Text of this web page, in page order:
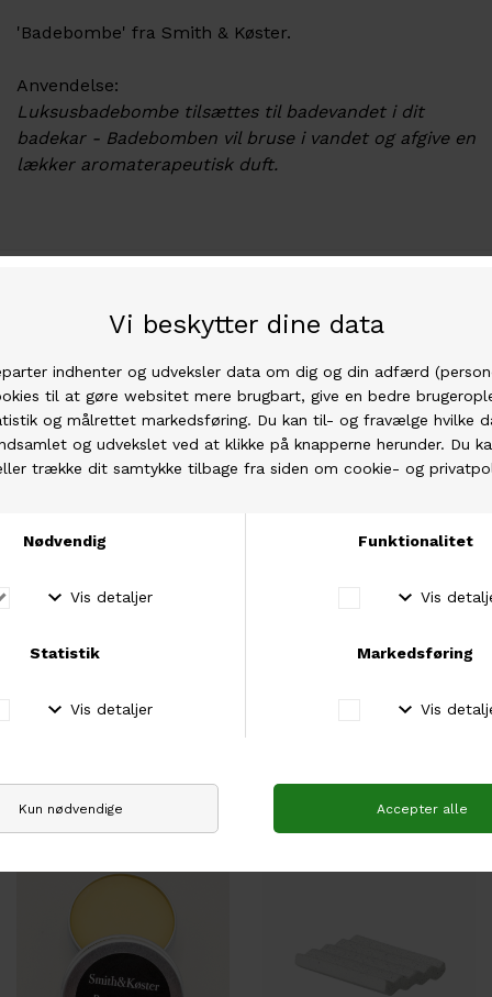
'Badebombe' fra Smith & Køster.
Anvendelse:
Luksusbadebombe tilsættes til badevandet i dit
badekar - Badebomben vil bruse i vandet og afgive en
lækker aromaterapeutisk duft.
Garn af høj kvalitet
Vi har den bedste garn i den højeste kvalitet.
Fri fragt over 500 kr
Hos os er der fri fragt ved køb for mere end 500
Besøg vores fysiske butik i Brabrand, Aarhus.
Andre købte også